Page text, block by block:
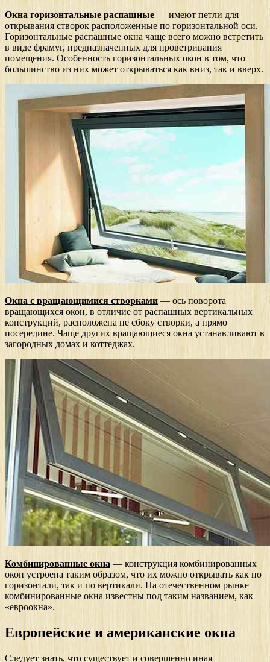
Окна горизонтальные распашные — имеют петли для
открывания створок расположенные по горизонтальной оси.
Горизонтальные распашные окна чаще всего можно встретить
в виде фрамуг, предназначенных для проветривания
помещения. Особенность горизонтальных окон в том, что
большинство из них может открываться как вниз, так и вверх.
Окна с вращающимися створками— ось поворота
вращающихся окон, в отличие от распашных вертикальных
конструкций, расположена не сбоку створки, а прямо
посередине. Чаще других вращающиеся окна устанавливают в
загородных домах и коттеджах.
Комбинированные окна — конструкция комбинированных
окон устроена таким образом, что их можно открывать как по
горизонтали, так и по вертикали. На отечественном рынке
комбинированные окна известны под таким названием, как
«евроокна».
Европейские и американские окна
Следует знать, что существует и совершенно иная